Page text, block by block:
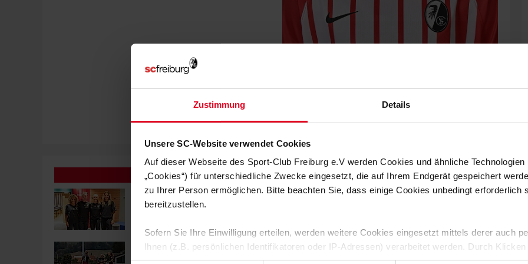
Zustimmung Details
Unsere SC-Website verwendet Cookies
Auf dieser Webseite des Sport-Club Freiburg e.V werden Cookies und ähnliche
„Cookies“) für unterschiedliche Zwecke eingesetzt, die auf Ihrem Endgerät gespeichert
zu Ihrer Person ermöglichen. Bitte beachten Sie, dass einige Cookies unbedingt erforderlich
bereitzustellen.
Sofern Sie Ihre Einwilligung erteilen, werden weitere Cookies eingesetzt mittels derer auch
Ihnen (z.B. persönlichen Identifikatoren oder IP-Adressen) verarbeitet werden. Durch Klicken
zulassen“-Button stimmen Sie der Speicherung aller aufgeführten Cookies und der
MEHR ZU DEN SC-FRAUEN
FRAUEN & MÄDCHEN 07.08.2026
LISA KARL ALS KAPITÄNIN BESTÄTIGT
FRAUEN & MÄDCHEN 06.08.2026